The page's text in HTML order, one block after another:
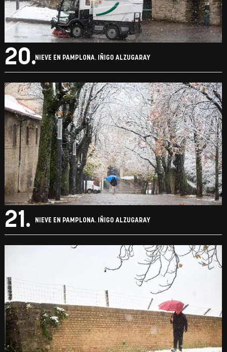
20.NIEVE EN PAMPLONA. IÑIGO ALZUGARAY
21. NIEVE EN PAMPLONA. IÑIGO ALZUGARAY